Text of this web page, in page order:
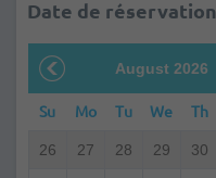
Date de réservation
August 2026
Su Mo Tu We Th
26 27 28 29 30